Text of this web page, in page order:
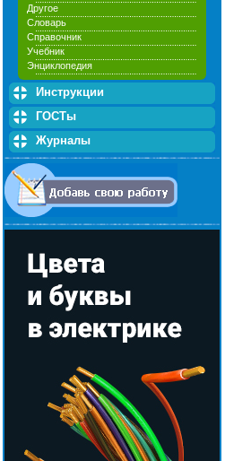
Другое
Словарь
Справочник
Учебник
Энциклопедия
Инструкции
ГОСТы
Журналы